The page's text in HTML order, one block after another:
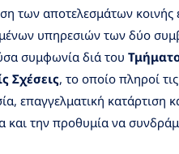
των αποτελεσμάτων
υπηρεσιών των δύο
συμφωνία διά του
Σχέσεις, το οποίο πληροί
επαγγελματική κατάρτιση
και την προθυμία να